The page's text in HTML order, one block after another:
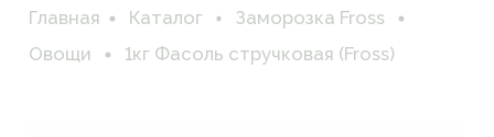
Главная Каталог
Заморозка Fross
Овощи
1кг Фасоль стручковая (Fross)